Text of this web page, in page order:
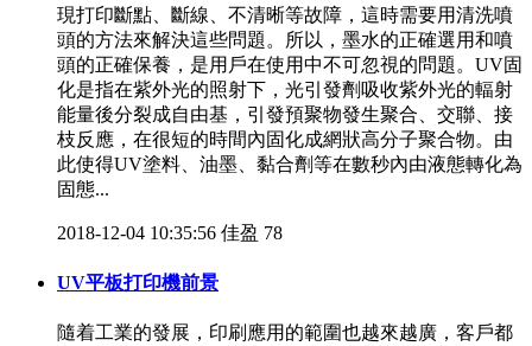
現打印斷點、斷線、不清晰等故障，這時需要用清洗噴
頭的方法來解決這些問題。所以，墨水的正確選用和噴
頭的正確保養，是用戶在使用中不可忽視的問題。UV固
化是指在紫外光的照射下，光引發劑吸收紫外光的輻射
能量後分裂成自由基，引發預聚物發生聚合、交聯、接
枝反應，在很短的時間內固化成網狀高分子聚合物。由
此使得UV塗料、油墨、黏合劑等在數秒內由液態轉化為
固態...
2018-12-04 10:35:56 佳盈 78
UV平板打印機前景
隨着工業的發展，印刷應用的範圍也越來越廣，客戶都